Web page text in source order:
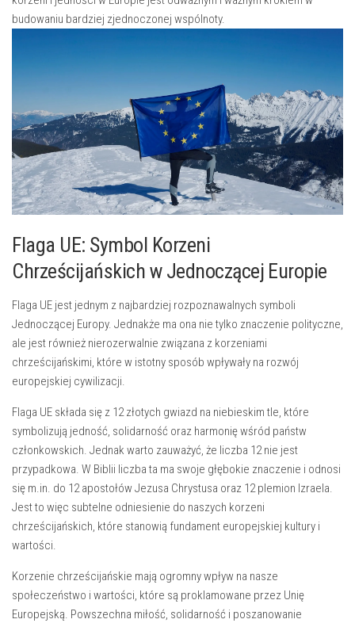
budowaniu⁣ bardziej zjednoczonej wspólnoty.
Flaga UE: Symbol Korzeni
Chrześcijańskich w Jednoczącej⁤ Europie
Flaga UE‍ jest jednym​ z najbardziej ‍rozpoznawalnych symboli
Jednoczącej Europy. ​Jednakże ma ona nie tylko znaczenie ​polityczne,
ale jest również nierozerwalnie związana z⁤ korzeniami
chrześcijańskimi,​ które w istotny sposób wpływały na rozwój
europejskiej cywilizacji.
Flaga UE składa się z 12 złotych ‍gwiazd na ⁣niebieskim tle, które
symbolizują jedność, solidarność oraz harmonię wśród państw
członkowskich. Jednak warto‌ zauważyć,⁤ że​ liczba ‌12 nie jest
przypadkowa. W Biblii liczba ta ma swoje głębokie znaczenie ⁣i ‌odnosi
się m.in. do‍ 12 apostołów⁢ Jezusa ‍Chrystusa⁤ oraz 12 plemion Izraela.
Jest to⁤ więc subtelne odniesienie do naszych‍ korzeni
chrześcijańskich, które ⁣stanowią fundament europejskiej ‌kultury i
wartości.
Korzenie chrześcijańskie⁣ mają⁣ ogromny wpływ na nasze
społeczeństwo i ​wartości, które są proklamowane przez Unię
Europejską. ‌Powszechna miłość, solidarność i ⁢poszanowanie